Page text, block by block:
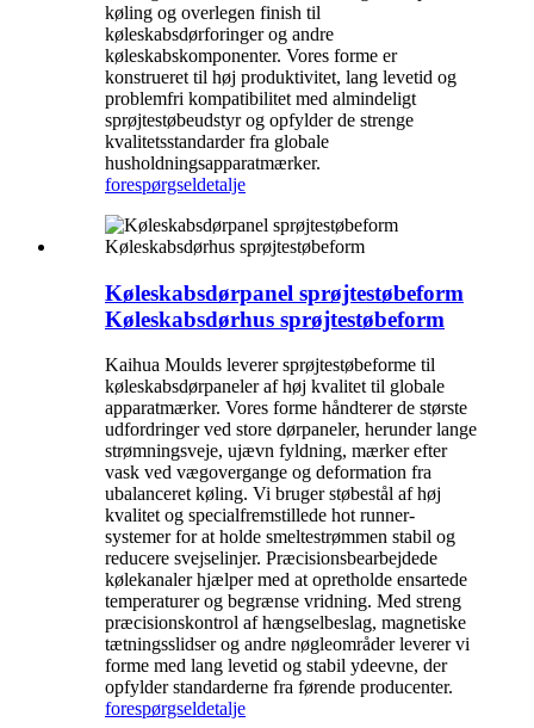
køling og overlegen finish til
køleskabsdørforinger og andre
køleskabskomponenter. Vores forme er
konstrueret til høj produktivitet, lang levetid og
problemfri kompatibilitet med almindeligt
sprøjtestøbeudstyr og opfylder de strenge
kvalitetsstandarder fra globale
husholdningsapparatmærker.
forespørgseldetalje
Køleskabsdørpanel sprøjtestøbeform
Køleskabsdørhus sprøjtestøbeform
Kaihua Moulds leverer sprøjtestøbeforme til
køleskabsdørpaneler af høj kvalitet til globale
apparatmærker. Vores forme håndterer de største
udfordringer ved store dørpaneler, herunder lange
strømningsveje, ujævn fyldning, mærker efter
vask ved vægovergange og deformation fra
ubalanceret køling. Vi bruger støbestål af høj
kvalitet og specialfremstillede hot runner-
systemer for at holde smeltestrømmen stabil og
reducere svejselinjer. Præcisionsbearbejdede
kølekanaler hjælper med at opretholde ensartede
temperaturer og begrænse vridning. Med streng
præcisionskontrol af hængselbeslag, magnetiske
tætningsslidser og andre nøgleområder leverer vi
forme med lang levetid og stabil ydeevne, der
opfylder standarderne fra førende producenter.
forespørgseldetalje